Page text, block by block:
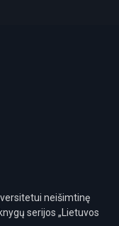
neišimtinę
serijos „Lietuvos